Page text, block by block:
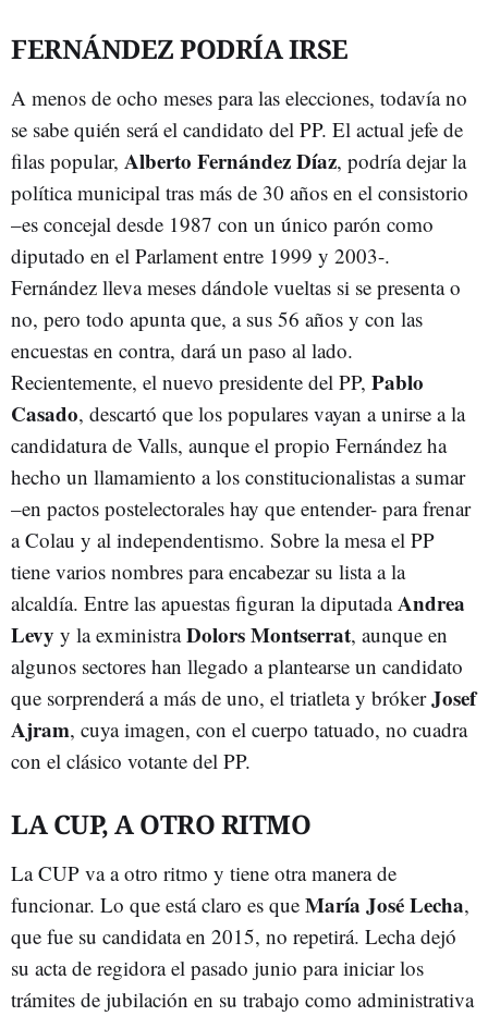
FERNÁNDEZ PODRÍA IRSE
A menos de ocho meses para las elecciones, todavía no
se sabe quién será el candidato del PP. El actual jefe de
filas popular, Alberto Fernández Díaz, podría dejar la
política municipal tras más de 30 años en el consistorio
–es concejal desde 1987 con un único parón como
diputado en el Parlament entre 1999 y 2003-.
Fernández lleva meses dándole vueltas si se presenta o
no, pero todo apunta que, a sus 56 años y con las
encuestas en contra, dará un paso al lado.
Recientemente, el nuevo presidente del PP, Pablo
Casado, descartó que los populares vayan a unirse a la
candidatura de Valls, aunque el propio Fernández ha
hecho un llamamiento a los constitucionalistas a sumar
–en pactos postelectorales hay que entender- para frenar
a Colau y al independentismo. Sobre la mesa el PP
tiene varios nombres para encabezar su lista a la
alcaldía. Entre las apuestas figuran la diputadaAndrea
Levy y la exministraDolors Montserrat, aunque en
algunos sectores han llegado a plantearse un candidato
que sorprenderá a más de uno, el triatleta y brókerJosef
Ajram, cuya imagen, con el cuerpo tatuado, no cuadra
con el clásico votante del PP.
LA CUP, A OTRO RITMO
La CUP va a otro ritmo y tiene otra manera de
funcionar. Lo que está claro es que María José Lecha,
que fue su candidata en 2015, no repetirá. Lecha dejó
su acta de regidora el pasado junio para iniciar los
trámites de jubilación en su trabajo como administrativa